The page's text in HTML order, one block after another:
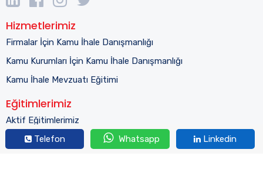
Hizmetlerimiz
Firmalar İçin Kamu İhale Danışmanlığı
Kamu Kurumları İçin Kamu İhale Danışmanlığı
Kamu İhale Mevzuatı Eğitimi
Eğitimlerimiz
Aktif Eğitimlerimiz
Tamamlanan Eğitimlerimiz
Telefon Whatsapp Linkedin